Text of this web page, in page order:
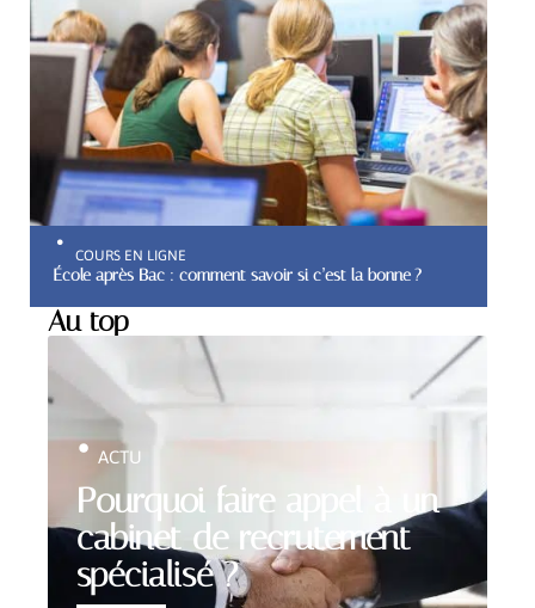
COURS EN LIGNE
École après Bac : comment savoir si c’est la bonne ?
Au top
Pourquoi faire appel à un
cabinet de recrutement
spécialisé ?
ACTU